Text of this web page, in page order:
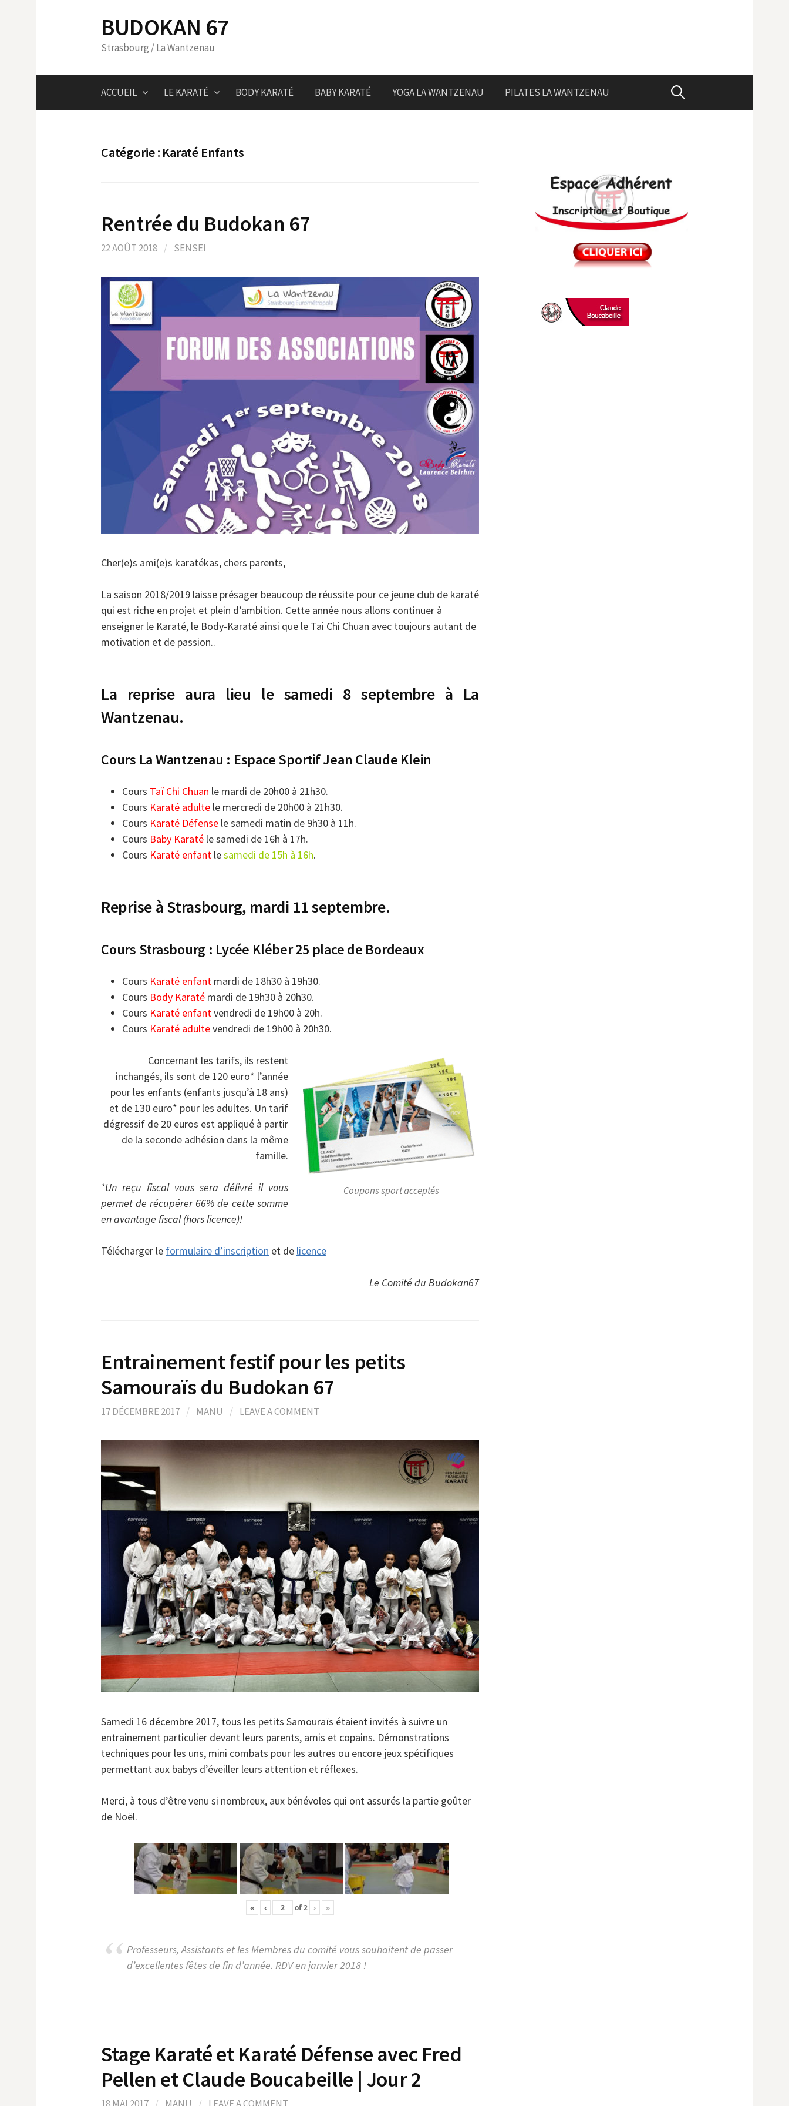
BUDOKAN 67
Strasbourg / La Wantzenau
ACCUEIL LE KARATÉ BODY KARATÉ BABY KARATÉ YOGA LA WANTZENAU PILATES LA WANTZENAU Rechercher :
Catégorie : Karaté Enfants
Rentrée du Budokan 67
22 AOÛT 2018 / SENSEI
Cher(e)s ami(e)s karatékas, chers parents,
La saison 2018/2019 laisse présager beaucoup de réussite pour ce jeune club de karaté
qui est riche en projet et plein d’ambition. Cette année nous allons continuer à
enseigner le Karaté, le Body-Karaté ainsi que le Tai Chi Chuan avec toujours autant de
motivation et de passion..
La reprise aura lieu le samedi 8 septembre à La
Wantzenau.
Cours La Wantzenau : Espace Sportif Jean Claude Klein
Cours Taï Chi Chuan le mardi de 20h00 à 21h30.
Cours Karaté adulte le mercredi de 20h00 à 21h30.
Cours Karaté Défense le samedi matin de 9h30 à 11h.
Cours Baby Karaté le samedi de 16h à 17h.
Cours Karaté enfant lesamedi de 15h à 16h.
Reprise à Strasbourg, mardi 11 septembre.
Cours Strasbourg : Lycée Kléber 25 place de Bordeaux
Cours Karaté enfant mardi de 18h30 à 19h30.
Cours Body Karaté mardi de 19h30 à 20h30.
Cours Karaté enfantvendredi de 19h00 à 20h.
Cours Karaté adultevendredi de 19h00 à 20h30.
Coupons sport acceptés
Concernant les tarifs, ils restent
inchangés, ils sont de 120 euro* l’année
pour les enfants (enfants jusqu’à 18 ans)
et de 130 euro* pour les adultes. Un tarif
dégressif de 20 euros est appliqué à partir
de la seconde adhésion dans la même
famille.
*Un reçu fiscal vous sera délivré il vous
permet de récupérer 66% de cette somme
en avantage fiscal (hors licence)!
Télécharger le formulaire d’inscription et de licence
Le Comité du Budokan67
Entrainement festif pour les petits
Samouraïs du Budokan 67
17 DÉCEMBRE 2017 / MANU / LEAVE A COMMENT
Samedi 16 décembre 2017, tous les petits Samouraïs étaient invités à suivre un
entrainement particulier devant leurs parents, amis et copains. Démonstrations
techniques pour les uns, mini combats pour les autres ou encore jeux spécifiques
permettant aux babys d’éveiller leurs attention et réflexes.
Merci, à tous d’être venu si nombreux, aux bénévoles qui ont assurés la partie goûter
de Noël.
« ‹ of2 › »
Professeurs, Assistants et les Membres du comité vous souhaitent de passer
d’excellentes fêtes de fin d’année. RDV en janvier 2018 !
Stage Karaté et Karaté Défense avec Fred
Pellen et Claude Boucabeille | Jour 2